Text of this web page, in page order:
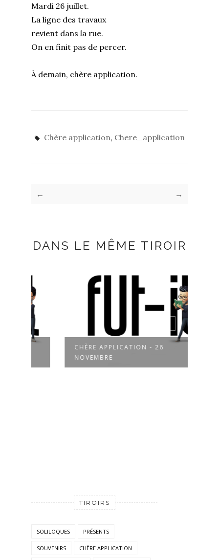
Mardi 26 juillet.
La ligne des travaux
revient dans la rue.
On en finit pas de percer.
À demain, chère application.
Chère application, Chere_application
← →
DANS LE MÊME TIROIR
CHÈRE APPLICATION - 26
NOVEMBRE
TIROIRS
SOLILOQUES PRÉSENTS
SOUVENIRS CHÈRE APPLICATION